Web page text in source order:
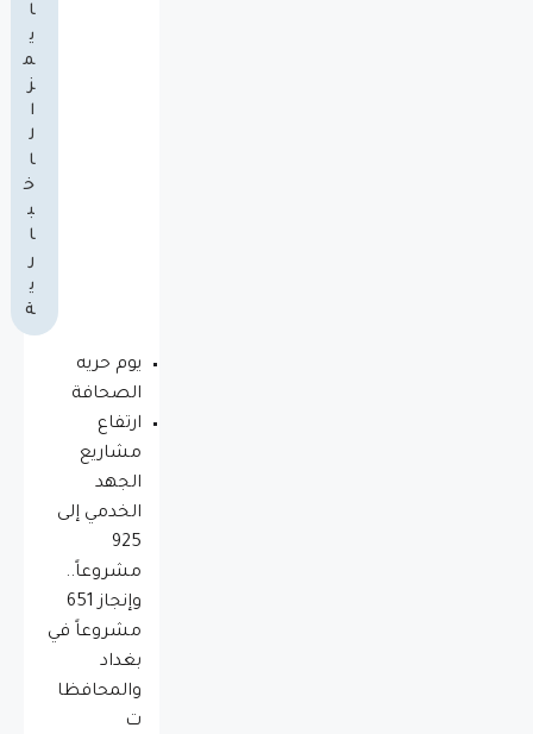
ا
ي
م
ز
ا
ل
ا
خ
ب
ا
ر
ي
ة
يوم حريه
الصحافة
ارتفاع
مشاريع
الجهد
الخدمي إلى
925
مشروعاً..
وإنجاز 651
مشروعاً في
بغداد
والمحافظا
ت